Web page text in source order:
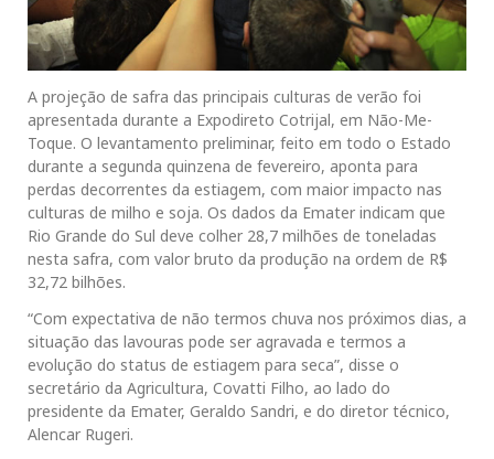
A projeção de safra das principais culturas de verão foi
apresentada durante a Expodireto Cotrijal, em Não-Me-
Toque. O levantamento preliminar, feito em todo o Estado
durante a segunda quinzena de fevereiro, aponta para
perdas decorrentes da estiagem, com maior impacto nas
culturas de milho e soja. Os dados da Emater indicam que
Rio Grande do Sul deve colher 28,7 milhões de toneladas
nesta safra, com valor bruto da produção na ordem de R$
32,72 bilhões.
“Com expectativa de não termos chuva nos próximos dias, a
situação das lavouras pode ser agravada e termos a
evolução do status de estiagem para seca”, disse o
secretário da Agricultura, Covatti Filho, ao lado do
presidente da Emater, Geraldo Sandri, e do diretor técnico,
Alencar Rugeri.